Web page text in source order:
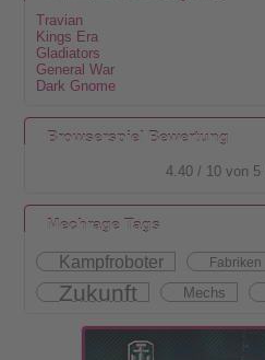
Travian
Kings Era
Gladiators
General War
Dark Gnome
Browserspiel Bewertung
4.40 / 10 von 5
Mechrage Tags
Kampfroboter Fabriken
Zukunft Mechs